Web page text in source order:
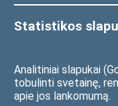
Statistikos
Analitiniai slapukai
tobulinti svetainę,
apie jos lankomumą.